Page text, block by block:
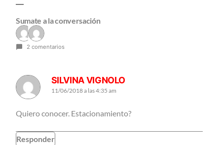
Sumate a la conversación
2 comentarios
SILVINA VIGNOLO
11/06/2018 a las 4:35 am
Quiero conocer. Estacionamiento?
Responder